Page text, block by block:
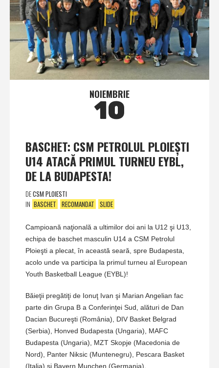
NOIEMBRIE
10
BASCHET: CSM PETROLUL PLOIEŞTI
U14 ATACĂ PRIMUL TURNEU EYBL,
DE LA BUDAPESTA!
DECSM PLOIESTI
IN BASCHET RECOMANDAT SLIDE
Campioană naţională a ultimilor doi ani la U12 şi U13,
echipa de baschet masculin U14 a CSM Petrolul
Ploieşti a plecat, în această seară, spre Budapesta,
acolo unde va participa la primul turneu al European
Youth Basketball League (EYBL)!
Băieţii pregătiţi de Ionuţ Ivan şi Marian Angelian fac
parte din Grupa B a Conferinţei Sud, alături de Dan
Dacian Bucureşti (România), DIV Basket Belgrad
(Serbia), Honved Budapesta (Ungaria), MAFC
Budapesta (Ungaria), MZT Skopje (Macedonia de
Nord), Panter Niksic (Muntenegru), Pescara Basket
(Italia) şi Bayern Munchen (Germania).